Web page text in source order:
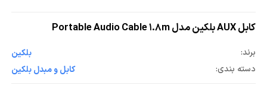
کابل AUX بلکین مدل Portable Audio Cable 1.8m
برند:
بلکین
دسته بندی:
کابل و مبدل بلکین